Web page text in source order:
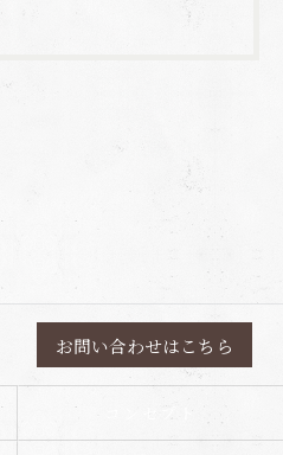
お問い合わせはこちら
コンセプト